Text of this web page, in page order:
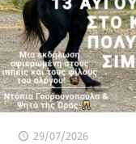
29/07/2026